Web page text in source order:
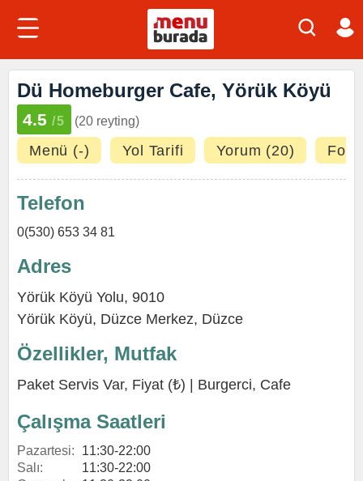
Dü Homeburger Cafe, Yörük Köyü
4.5 /5 (20 reyting)
Menü (-) Yol Tarifi Yorum (20)
Telefon
0(530) 653 34 81
Adres
Yörük Köyü Yolu, 9010
Yörük Köyü, Düzce Merkez, Düzce
Özellikler, Mutfak
Paket Servis Var, Fiyat (₺) | Burgerci, Cafe
Çalışma Saatleri
Pazartesi:
11:30-22:00
Salı:
11:30-22:00